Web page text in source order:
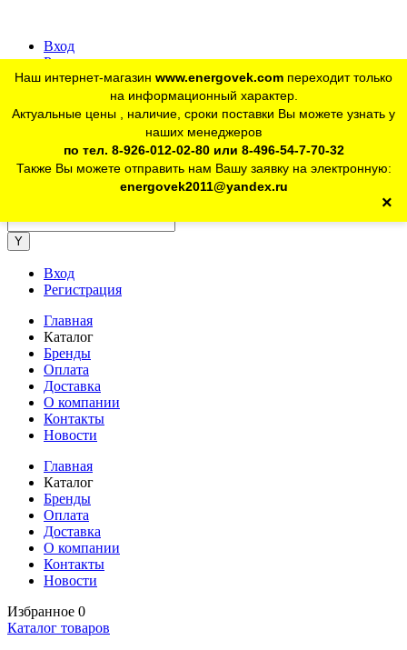
Вход
Регистрация
Для юр. лиц:+7 (926) 012-02-80
telegram Розничный магазин:+7 (925) 902-46-10
Наш интернет-магазин www.energovek.com переходит только
на информационный характер.
Актуальные цены , наличие, сроки поставки Вы можете узнать у
наших менеджеров
по тел. 8-926-012-02-80 или 8-496-54-7-70-32
Также Вы можете отправить нам Вашу заявку на электронную:
energovek2011@yandex.ru
×
Вход
Регистрация
Главная
Каталог
Бренды
Оплата
Доставка
О компании
Контакты
Новости
Главная
Каталог
Бренды
Оплата
Доставка
О компании
Контакты
Новости
Избранное 0
Каталог товаров